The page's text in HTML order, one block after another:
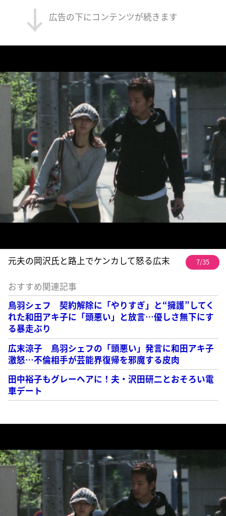
広告の下にコンテンツが続きます
元夫の岡沢氏と路上でケンカして怒る広末 7/35
おすすめ関連記事
鳥羽シェフ 契約解除に「やりすぎ」と“擁護”してく
れた和田アキ子に「頭悪い」と放言…優しさ無下にす
る暴走ぶり
広末涼子 鳥羽シェフの「頭悪い」発言に和田アキ子
激怒…不倫相手が芸能界復帰を邪魔する皮肉
田中裕子もグレーヘアに！夫・沢田研二とおそろい電
車デート